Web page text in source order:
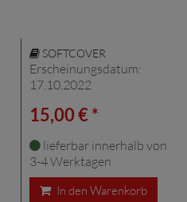
SOFTCOVER
Erscheinungsdatum:
17.10.2022
15,00 € *
lieferbar innerhalb von
3-4 Werktagen
In den Warenkorb